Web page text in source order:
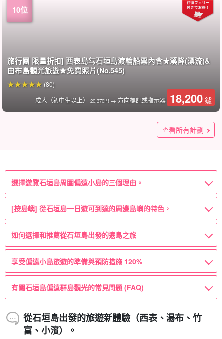
旅行團 限量折扣] 西表島⇆石垣島渡輪船票內含★溪降(漂流)&
由布島觀光旅遊★免費照片(No.545)
成人（初中生以上） 20,370円 → 方向標記或指示器 18,200 鑢
(80)
旅行團限量折扣】西表島⇆石垣島渡輪船票內含★隱藏秘境
「水落野瀑布」！紅樹林SUP/獨木舟巡航★免費拍照(No.376)
旅行團限定折扣】西表島⇆石垣島渡輪船票內含★隱藏秘境
「水之瀑布」！紅樹林獨木舟/SUP&水牛車穿越「湯布島」觀
小濱島 / 1天] Request OK ◎豪華包船遊玩!包船計劃！適合畢
14,000 鑢
小濱島/半日遊] 索取OK◎讓我們一起享受私人包船的豪華！包
船計劃！適合畢業旅行、公司旅行、團體旅行☆(No.661)
7,000 鑢
西表島】人氣三島觀光之旅！紅樹林SUP/獨木舟&巴拉蘇島登
陸&水牛車「由布島」觀光之旅 ★免費拍照（No.t-78）
21,700 鑢
西表島 / 1天] 導遊包車 ☆享受未開發的土地和壯觀的景色！瀑
布SUP/獨木舟&奇蹟島「巴拉蘇島」浮潛之旅 ★免費拍照
西表島/1天]包租導覽☆觀光與活動一組合！觀光&紅樹林SUP或
100,000 鑢
旅行團 限量折扣]西表島⇆石垣島渡輪船票★「湯布島 」觀光&
西表島叢林SUP或獨木舟旅遊水牛車穿越★免費照片 (No.546)
仲間川紅樹林巡航、夕卜島觀光半日上午行程 ◆免費飯店接
12,200 鑢
停靠站點: [從石垣島出發 / 環遊 / 半日下午]仲間川紅樹林巡航&
由布島觀光路線《免費接送&行李寄存》西表野貓保育活動基地
[停靠] [石垣島出發/觀光] 仲間川紅樹林巡航&湯布島觀光之旅
14,200 鑢
旅行團 限量折扣]西表島⇆石垣島渡輪船票內含★巴拉蘇島浮潛
從石垣出發，最有人氣的伴遊計畫！西表島、夕卜島、竹富島3
14,900 鑢
查看所有計劃
選擇遊覽石垣島周圍偏遠小島的三個理由。
[按島嶼] 從石垣島一日遊可到達的周邊島嶼的特色。
如何選擇和推薦從石垣島出發的遠島之旅
享受偏遠小島旅遊的準備與預防措施 120%
有關石垣島偏遠群島觀光的常見問題 (FAQ)
從石垣島出發的旅遊新體驗（西表、湯布、竹
富、小濱）。